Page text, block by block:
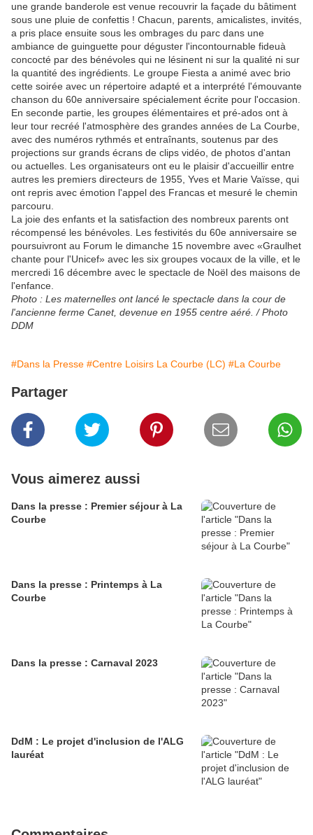
une grande banderole est venue recouvrir la façade du bâtiment
sous une pluie de confettis ! Chacun, parents, amicalistes, invités,
a pris place ensuite sous les ombrages du parc dans une
ambiance de guinguette pour déguster l'incontournable fideuà
concocté par des bénévoles qui ne lésinent ni sur la qualité ni sur
la quantité des ingrédients. Le groupe Fiesta a animé avec brio
cette soirée avec un répertoire adapté et a interprété l'émouvante
chanson du 60e anniversaire spécialement écrite pour l'occasion.
En seconde partie, les groupes élémentaires et pré-ados ont à
leur tour recréé l'atmosphère des grandes années de La Courbe,
avec des numéros rythmés et entraînants, soutenus par des
projections sur grands écrans de clips vidéo, de photos d'antan
ou actuelles. Les organisateurs ont eu le plaisir d'accueillir entre
autres les premiers directeurs de 1955, Yves et Marie Vaïsse, qui
ont repris avec émotion l'appel des Francas et mesuré le chemin
parcouru.
La joie des enfants et la satisfaction des nombreux parents ont
récompensé les bénévoles. Les festivités du 60e anniversaire se
poursuivront au Forum le dimanche 15 novembre avec «Graulhet
chante pour l'Unicef» avec les six groupes vocaux de la ville, et le
mercredi 16 décembre avec le spectacle de Noël des maisons de
l'enfance.
Photo : Les maternelles ont lancé le spectacle dans la cour de
l'ancienne ferme Canet, devenue en 1955 centre aéré. / Photo
DDM
#Dans la Presse #Centre Loisirs La Courbe (LC) #La Courbe
Partager
Vous aimerez aussi
Dans la presse : Premier séjour à La
Courbe
Dans la presse : Printemps à La
Courbe
Dans la presse : Carnaval 2023
DdM : Le projet d'inclusion de l'ALG
lauréat